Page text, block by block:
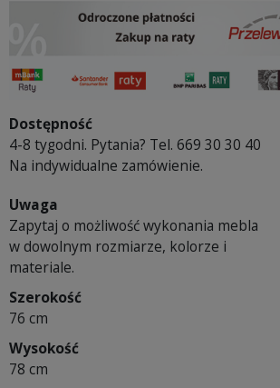
Dostępność
4-8 tygodni. Pytania? Tel. 669 30 30 40
Na indywidualne zamówienie.
Uwaga
Zapytaj o możliwość wykonania mebla
w dowolnym rozmiarze, kolorze i
materiale.
Szerokość
76 cm
Wysokość
78 cm